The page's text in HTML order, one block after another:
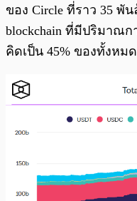
ของ Circle ที่ราว 35 พั
blockchain ที่มีปริมาณก
คิดเป็น 45% ของทั้งหมด